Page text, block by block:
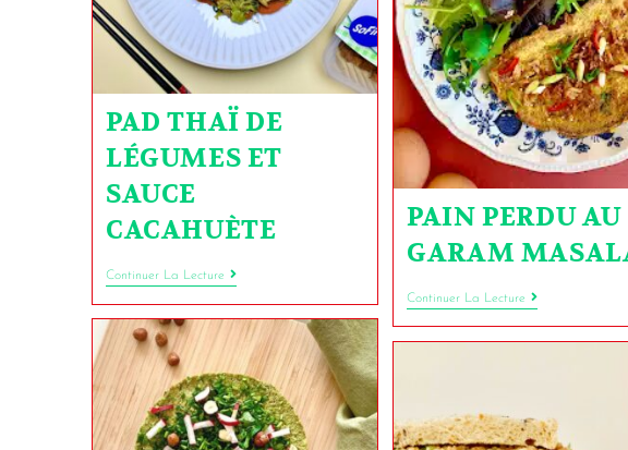
PAD THAÏ DE
LÉGUMES ET
SAUCE
CACAHUÈTE
Continuer La Lecture
PAIN PERDU AU
GARAM
Continuer La Lecture